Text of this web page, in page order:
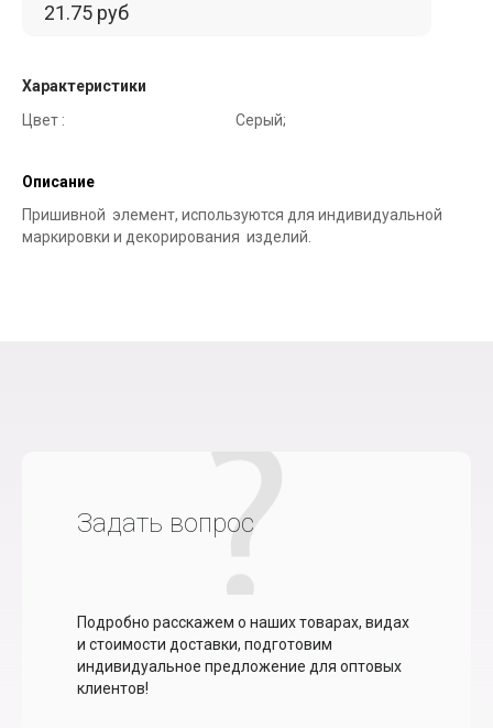
21.75 руб
Характеристики
Цвет :
Серый;
Описание
Пришивной элемент, используются для индивидуальной
маркировки и декорирования изделий.
Задать вопрос
Подробно расскажем о наших товарах, видах
и стоимости доставки, подготовим
индивидуальное предложение для оптовых
клиентов!